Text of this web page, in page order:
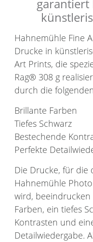
garantiert
Hahnemühle Fine
Drucke in
Art Prints, die
Rag® 308 g
durch die
Brillante Farben
Tiefes Schwarz
Bestechende
Perfekte
Die Drucke, für die
Hahnemühle
wird,
Farben, ein tiefes
Kontrasten und
Detailwiedergabe.